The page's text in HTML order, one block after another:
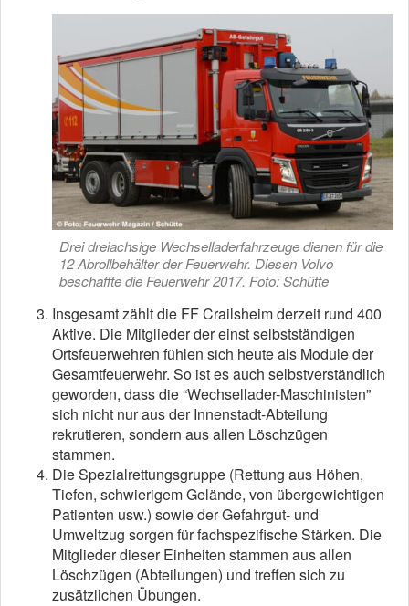
Drei dreiachsige Wechselladerfahrzeuge dienen für die
12 Abrollbehälter der Feuerwehr. Diesen Volvo
beschaffte die Feuerwehr 2017. Foto: Schütte
Insgesamt zählt die FF Crailsheim derzeit rund 400
Aktive. Die Mitglieder der einst selbstständigen
Ortsfeuerwehren fühlen sich heute als Module der
Gesamtfeuerwehr. So ist es auch selbstverständlich
geworden, dass die “Wechsellader-Maschinisten”
sich nicht nur aus der Innenstadt-Abteilung
rekrutieren, sondern aus allen Löschzügen
stammen.
Die Spezialrettungsgruppe (Rettung aus Höhen,
Tiefen, schwierigem Gelände, von übergewichtigen
Patienten usw.) sowie der Gefahrgut- und
Umweltzug sorgen für fachspezifische Stärken. Die
Mitglieder dieser Einheiten stammen aus allen
Löschzügen (Abteilungen) und treffen sich zu
zusätzlichen Übungen.